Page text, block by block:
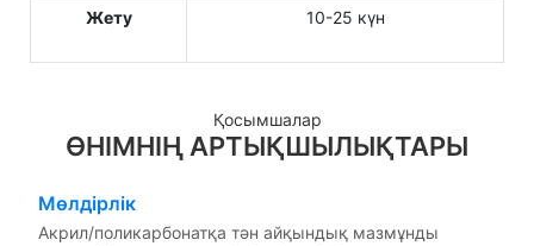
Жету
10-25 күн
Қосымшалар
ӨНІМНІҢ АРТЫҚШЫЛЫҚТАРЫ
Мөлдірлік
Акрил/поликарбонатқа тән айқындық мазмұнды